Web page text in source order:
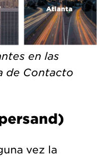
en las
de Contacto
vez la